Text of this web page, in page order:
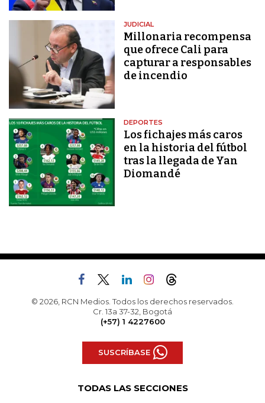
JUDICIAL
Millonaria recompensa
que ofrece Cali para
capturar a responsables
de incendio
DEPORTES
Los fichajes más caros
en la historia del fútbol
tras la llegada de Yan
Diomandé
© 2026, RCN Medios. Todos los derechos reservados.
Cr. 13a 37-32, Bogotá
(+57) 1 4227600
SUSCRÍBASE
TODAS LAS SECCIONES